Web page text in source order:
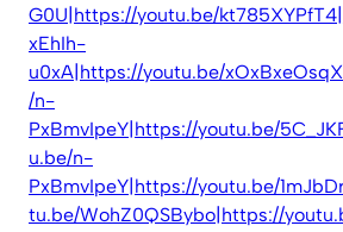
G0U|https://youtu.be/
xEhIh-
u0xA|https://youtu.be/
/n-
PxBmvIpeY|https://youtu.be/
u.be/n-
PxBmvIpeY|https://youtu.be/
tu.be/WohZ0QSBybo|https://